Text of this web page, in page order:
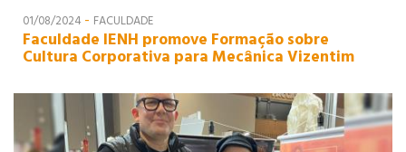
01/08/2024 - FACULDADE
Faculdade IENH promove Formação sobre
Cultura Corporativa para Mecânica Vizentim